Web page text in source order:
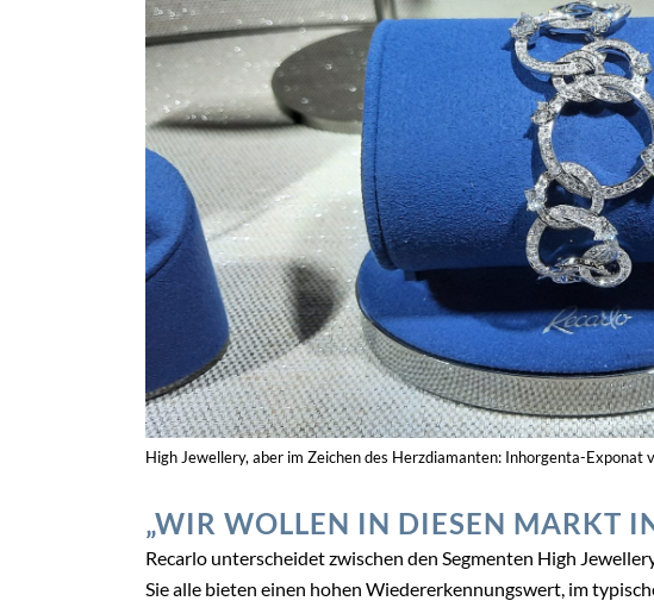
High Jewellery, aber im Zeichen des Herzdiamanten: Inhorgenta-Exponat
„WIR WOLLEN IN DIESEN MARKT
Recarlo unterscheidet zwischen den Segmenten High
Sie alle bieten einen hohen Wiedererkennungswert, im